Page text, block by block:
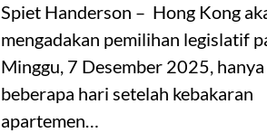
Spiet Handerson – Hong Kong
mengadakan pemilihan legislatif
Minggu, 7 Desember 2025, hanya
beberapa hari setelah kebakaran
apartemen…